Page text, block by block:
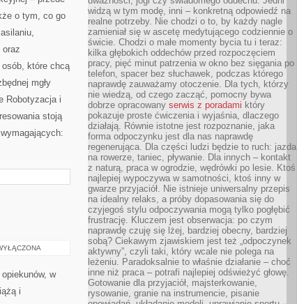
o tym, co go
które chcą
mgły
Robotyzacja i
stoją
w
i
widzą w tym modę, inni – konkretną odpowiedź na
realne potrzeby. Nie chodzi o to, by każdy nagle
zamieniał się w ascetę medytującego codziennie o
świcie. Chodzi o małe momenty bycia tu i teraz:
kilka głębokich oddechów przed rozpoczęciem
pracy, pięć minut patrzenia w okno bez sięgania po
telefon, spacer bez słuchawek, podczas którego
naprawdę zauważamy otoczenie. Dla tych, którzy
nie wiedzą, od czego zacząć, pomocny bywa
dobrze opracowany serwis z poradami który
pokazuje proste ćwiczenia i wyjaśnia, dlaczego
działają. Równie istotne jest rozpoznanie, jaka
forma odpoczynku jest dla nas naprawdę
regenerująca. Dla części ludzi będzie to ruch: jazda
na rowerze, taniec, pływanie. Dla innych – kontakt
z naturą, praca w ogrodzie, wędrówki po lesie. Ktoś
najlepiej wypoczywa w samotności, ktoś inny w
gwarze przyjaciół. Nie istnieje uniwersalny przepis
na idealny relaks, a próby dopasowania się do
czyjegoś stylu odpoczywania mogą tylko pogłębić
frustrację. Kluczem jest obserwacja: po czym
naprawdę czuję się lżej, bardziej obecny, bardziej
sobą? Ciekawym zjawiskiem jest też „odpoczynek
aktywny”, czyli taki, który wcale nie polega na
leżeniu. Paradoksalnie to właśnie działanie – choć
inne niż praca – potrafi najlepiej odświeżyć głowę.
Gotowanie dla przyjaciół, majsterkowanie,
rysowanie, granie na instrumencie, pisanie